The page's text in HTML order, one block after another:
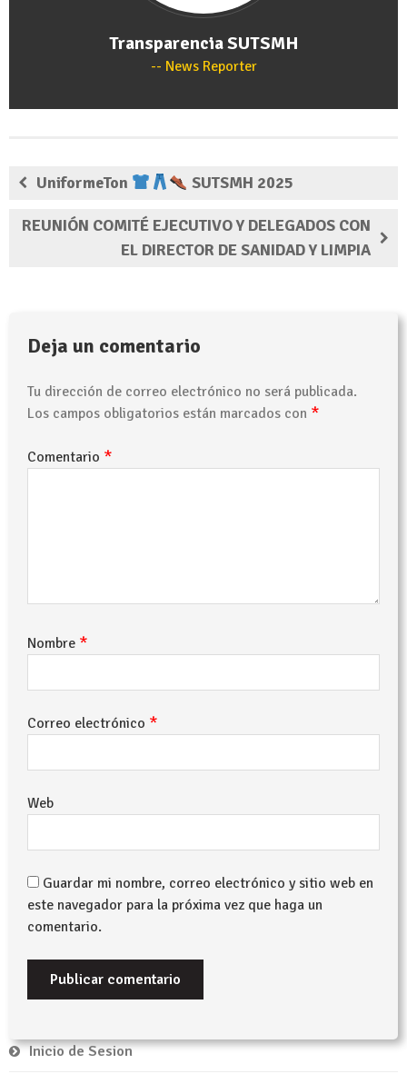
Transparencia SUTSMH
News Reporter
UniformeTon SUTSMH 2025
REUNIÓN COMITÉ EJECUTIVO Y DELEGADOS CON
EL DIRECTOR DE SANIDAD Y LIMPIA
Deja un comentario
Tu dirección de correo electrónico no será publicada.
Los campos obligatorios están marcados con *
Comentario *
Nombre *
Correo electrónico *
Web
Guardar mi nombre, correo electrónico y sitio web en
este navegador para la próxima vez que haga un
comentario.
Inicio de Sesion